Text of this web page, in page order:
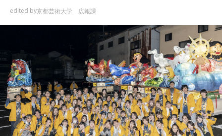
edited by京都芸術大学 広報課